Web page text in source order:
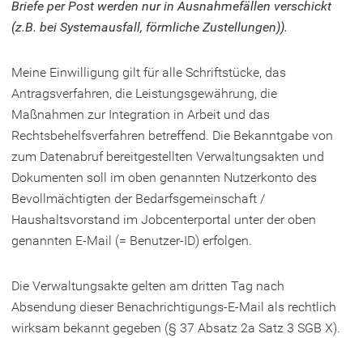
Briefe per Post werden nur in Ausnahmefällen verschickt
(z.B. bei Systemausfall, förmliche Zustellungen)).
Meine Einwilligung gilt für alle Schriftstücke, das
Antragsverfahren, die Leistungsgewährung, die
Maßnahmen zur Integration in Arbeit und das
Rechtsbehelfsverfahren betreffend. Die Bekanntgabe von
zum Datenabruf bereitgestellten Verwaltungsakten und
Dokumenten soll im oben genannten Nutzerkonto des
Bevollmächtigten der Bedarfsgemeinschaft /
Haushaltsvorstand im Jobcenterportal unter der oben
genannten E-Mail (= Benutzer-ID) erfolgen.
Die Verwaltungsakte gelten am dritten Tag nach
Absendung dieser Benachrichtigungs-E-Mail als rechtlich
wirksam bekannt gegeben (§ 37 Absatz 2a Satz 3 SGB X).